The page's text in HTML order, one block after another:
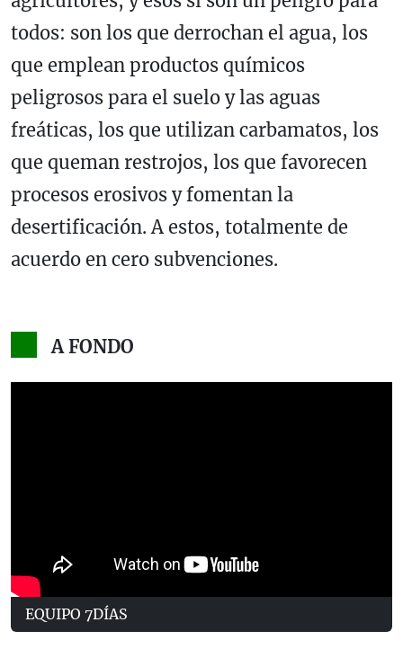
todos: son los que derrochan el agua, los
que emplean productos químicos
peligrosos para el suelo y las aguas
freáticas, los que utilizan carbamatos, los
que queman restrojos, los que favorecen
procesos erosivos y fomentan la
desertificación. A estos, totalmente de
acuerdo en cero subvenciones.
A FONDO
EQUIPO 7DÍAS